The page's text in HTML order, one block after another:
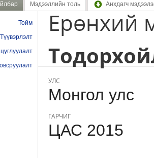
Мэдээллийн толь Анхдагч
Тойм
Түүвэрлэлт
Ерөнхий
УЛС
Монгол улс
ГАРЧИГ
ЦАС 2015